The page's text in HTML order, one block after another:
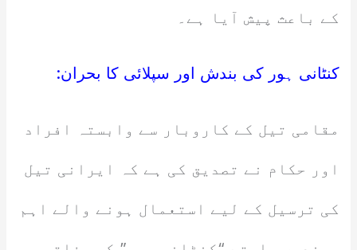
کے باعث پیش آیا ہے۔
کنٹانی ہور کی بندش اور سپلائی کا بحران:
مقامی تیل کے کاروبار سے وابستہ افراد
اور حکام نے تصدیق کی ہے کہ ایرانی تیل
کی ترسیل کے لیے استعمال ہونے والے اہم